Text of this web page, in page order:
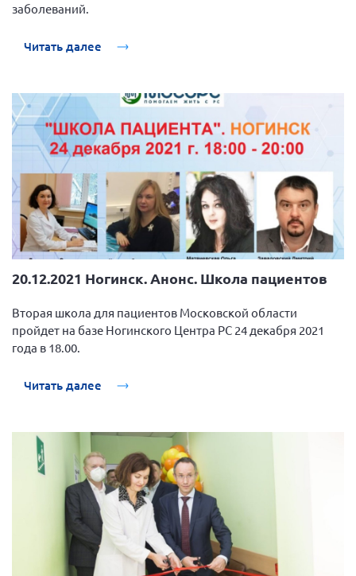
заболеваний.
Читать далее
20.12.2021 Ногинск. Анонс. Школа пациентов
Вторая школа для пациентов Московской области
пройдет на базе Ногинского Центра РС 24 декабря 2021
года в 18.00.
Читать далее